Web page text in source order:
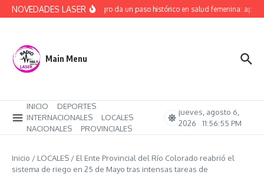
Saltar al contenido
NOVEDADES LASERRío Negro da un paso histórico en salud femenina:
Main Menu
INICIO
DEPORTES
INTERNACIONALES
LOCALES
NACIONALES
PROVINCIALES
jueves, agosto 6,
2026
11:56:56 PM
Inicio / LOCALES / El Ente Provincial del Río Colorado reabrió el
sistema de riego en 25 de Mayo tras intensas tareas de